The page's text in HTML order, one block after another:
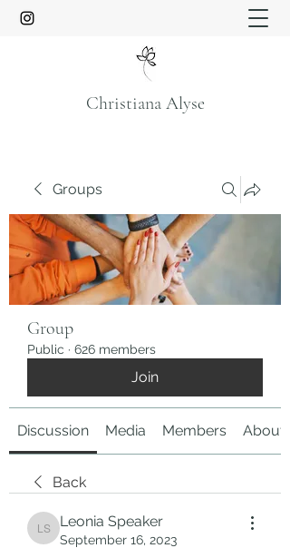
Christiana Alyse
Groups
Group
Public · 626 members
Join
Discussion Media Members About
Back
Leonia Speaker
Leonia Speaker
September 16, 2023